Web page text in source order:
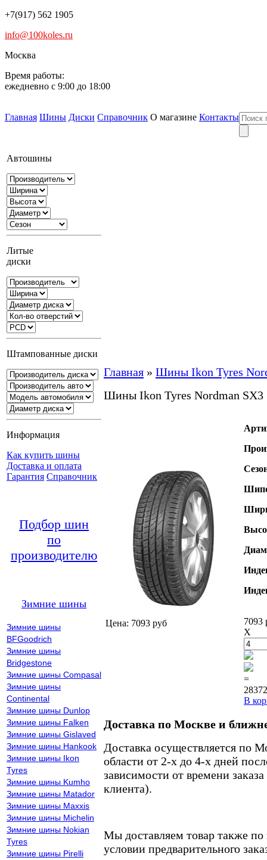
+7(917) 562 1905
info@100koles.ru
Москва
Время работы:
ежедневно с 9:00 до 18:00
Главная Шины Диски Справочник О магазине Контакты
Автошины
Литые
диски
Штампованные диски
Информация
Как купить шины
Доставка и оплата
Гарантия Справочник
Подбор шин
по
производителю
Зимние шины
Зимние шины
BFGoodrich
Зимние шины
Bridgestone
Зимние шины Compasal
Зимние шины
Continental
Зимние шины Dunlop
Зимние шины Falken
Зимние шины Gislaved
Зимние шины Hankook
Зимние шины Ikon
Tyres
Зимние шины Kumho
Зимние шины Matador
Зимние шины Maxxis
Зимние шины Michelin
Зимние шины Nokian
Tyres
Зимние шины Pirelli
Главная » Шины Ikon Tyres
Шины Ikon Tyres Nordman SX3
Цена: 7093 руб
7093
X
=
В
Доставка по Москве и
Доставка осуществляется по
области от 2-х до 4-х дней
зависимости от времени
клиента).
Мы доставляем товар также
условии предварительного